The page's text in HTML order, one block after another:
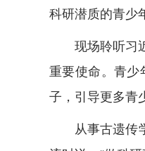
科研潜质的青少
现场聆听习近
重要使命。青少
子，引导更多青
从事古遗传学